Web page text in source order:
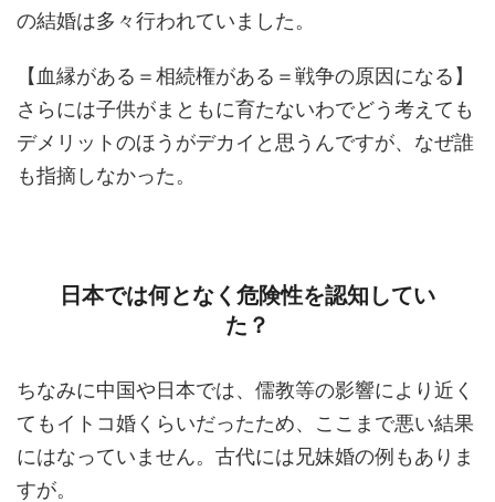
の結婚は多々行われていました。
【血縁がある＝相続権がある＝戦争の原因になる】
さらには子供がまともに育たないわでどう考えても
デメリットのほうがデカイと思うんですが、なぜ誰
も指摘しなかった。
日本では何となく危険性を認知してい
た？
ちなみに中国や日本では、儒教等の影響により近く
てもイトコ婚くらいだったため、ここまで悪い結果
にはなっていません。古代には兄妹婚の例もありま
すが。